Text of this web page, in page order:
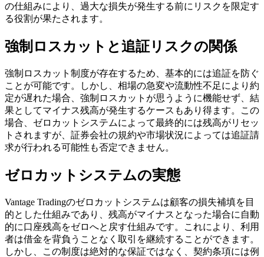
の仕組みにより、過大な損失が発生する前にリスクを限定す
る役割が果たされます。
強制ロスカットと追証リスクの関係
強制ロスカット制度が存在するため、基本的には追証を防ぐ
ことが可能です。しかし、相場の急変や流動性不足により約
定が遅れた場合、強制ロスカットが思うように機能せず、結
果としてマイナス残高が発生するケースもあり得ます。この
場合、ゼロカットシステムによって最終的には残高がリセッ
トされますが、証券会社の規約や市場状況によっては追証請
求が行われる可能性も否定できません。
ゼロカットシステムの実態
Vantage Tradingのゼロカットシステムは顧客の損失補填を目
的とした仕組みであり、残高がマイナスとなった場合に自動
的に口座残高をゼロへと戻す仕組みです。これにより、利用
者は借金を背負うことなく取引を継続することができます。
しかし、この制度は絶対的な保証ではなく、契約条項には例